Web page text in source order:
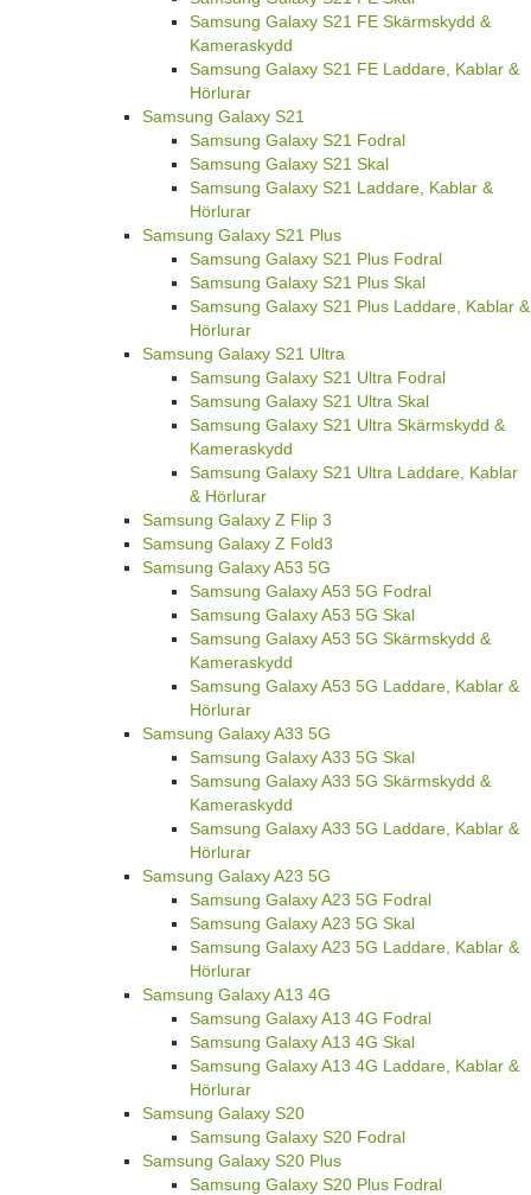
Samsung Galaxy S21 FE Skärmskydd &
Kameraskydd
Samsung Galaxy S21 FE Laddare, Kablar &
Hörlurar
Samsung Galaxy S21
Samsung Galaxy S21 Fodral
Samsung Galaxy S21 Skal
Samsung Galaxy S21 Laddare, Kablar &
Hörlurar
Samsung Galaxy S21 Plus
Samsung Galaxy S21 Plus Fodral
Samsung Galaxy S21 Plus Skal
Samsung Galaxy S21 Plus Laddare, Kablar &
Hörlurar
Samsung Galaxy S21 Ultra
Samsung Galaxy S21 Ultra Fodral
Samsung Galaxy S21 Ultra Skal
Samsung Galaxy S21 Ultra Skärmskydd &
Kameraskydd
Samsung Galaxy S21 Ultra Laddare, Kablar
& Hörlurar
Samsung Galaxy Z Flip 3
Samsung Galaxy Z Fold3
Samsung Galaxy A53 5G
Samsung Galaxy A53 5G Fodral
Samsung Galaxy A53 5G Skal
Samsung Galaxy A53 5G Skärmskydd &
Kameraskydd
Samsung Galaxy A53 5G Laddare, Kablar &
Hörlurar
Samsung Galaxy A33 5G
Samsung Galaxy A33 5G Skal
Samsung Galaxy A33 5G Skärmskydd &
Kameraskydd
Samsung Galaxy A33 5G Laddare, Kablar &
Hörlurar
Samsung Galaxy A23 5G
Samsung Galaxy A23 5G Fodral
Samsung Galaxy A23 5G Skal
Samsung Galaxy A23 5G Laddare, Kablar &
Hörlurar
Samsung Galaxy A13 4G
Samsung Galaxy A13 4G Fodral
Samsung Galaxy A13 4G Skal
Samsung Galaxy A13 4G Laddare, Kablar &
Hörlurar
Samsung Galaxy S20
Samsung Galaxy S20 Fodral
Samsung Galaxy S20 Plus
Samsung Galaxy S20 Plus Fodral